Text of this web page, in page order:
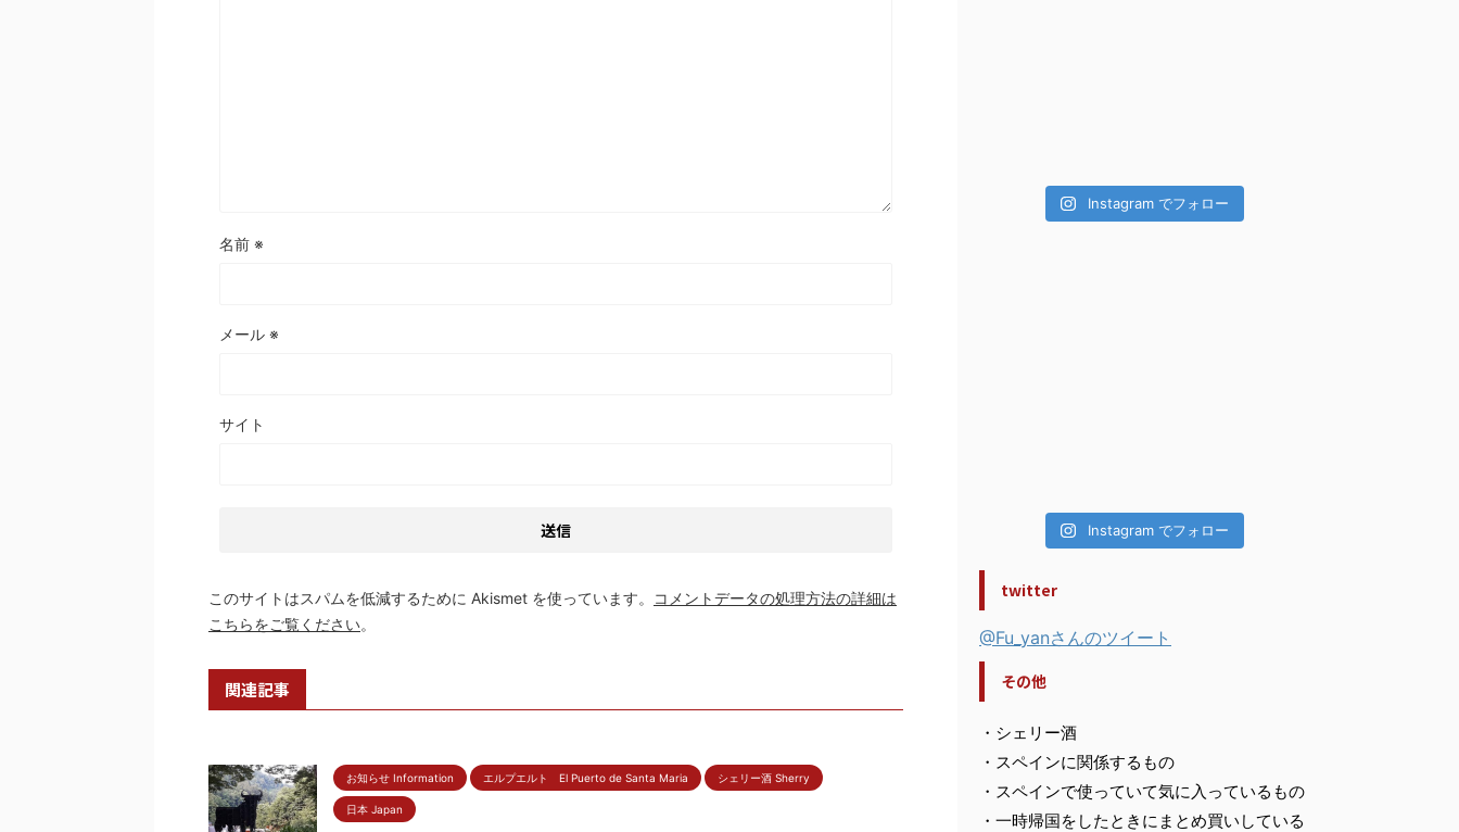
名前 ※
メール ※
サイト
このサイトはスパムを低減するために Akismet を使っています。
コメントデータの処理方法の詳細は
こちらをご覧ください。
関連記事
お知らせ Information エルプエルト El Puerto de Santa Maria シェリー酒 Sherry
日本 Japan
Instagram でフォロー
Instagram でフォロー
twitter
@Fu_yanさんのツイート
その他
・シェリー酒
・スペインに関係するもの
・スペインで使っていて気に入っているもの
・一時帰国をしたときにまとめ買いしている